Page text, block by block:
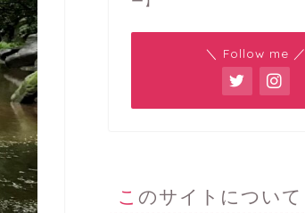
＼ Follow me ／
このサイトについて